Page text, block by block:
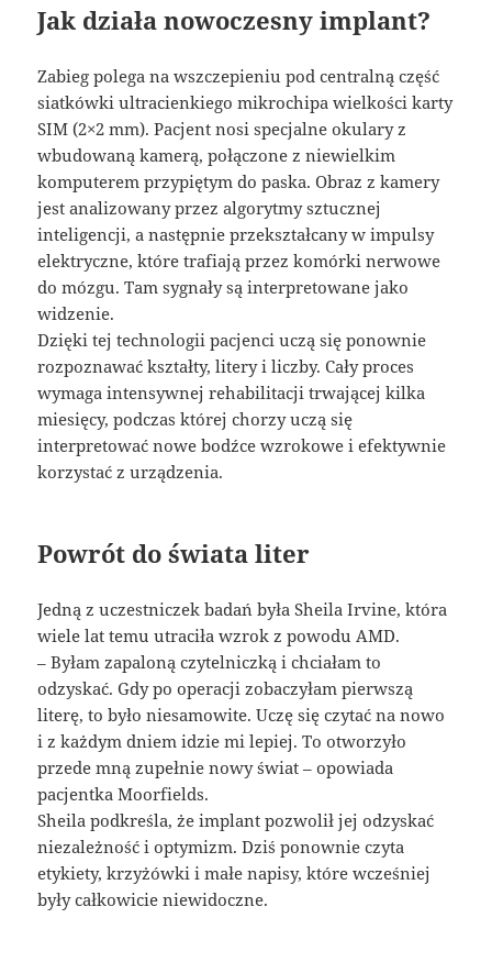
Jak działa nowoczesny implant?
Zabieg polega na wszczepieniu pod centralną część
siatkówki ultracienkiego mikrochipa wielkości karty
SIM (2×2 mm). Pacjent nosi specjalne okulary z
wbudowaną kamerą, połączone z niewielkim
komputerem przypiętym do paska. Obraz z kamery
jest analizowany przez algorytmy sztucznej
inteligencji, a następnie przekształcany w impulsy
elektryczne, które trafiają przez komórki nerwowe
do mózgu. Tam sygnały są interpretowane jako
widzenie.
Dzięki tej technologii pacjenci uczą się ponownie
rozpoznawać kształty, litery i liczby. Cały proces
wymaga intensywnej rehabilitacji trwającej kilka
miesięcy, podczas której chorzy uczą się
interpretować nowe bodźce wzrokowe i efektywnie
korzystać z urządzenia.
Powrót do świata liter
Jedną z uczestniczek badań była Sheila Irvine, która
wiele lat temu utraciła wzrok z powodu AMD.
– Byłam zapaloną czytelniczką i chciałam to
odzyskać. Gdy po operacji zobaczyłam pierwszą
literę, to było niesamowite. Uczę się czytać na nowo
i z każdym dniem idzie mi lepiej. To otworzyło
przede mną zupełnie nowy świat – opowiada
pacjentka Moorfields.
Sheila podkreśla, że implant pozwolił jej odzyskać
niezależność i optymizm. Dziś ponownie czyta
etykiety, krzyżówki i małe napisy, które wcześniej
były całkowicie niewidoczne.